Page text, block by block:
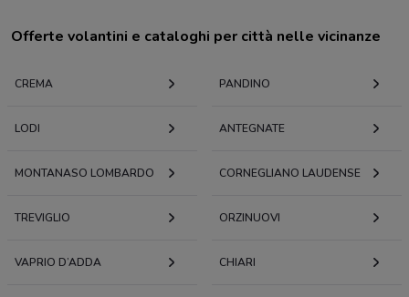
Offerte volantini e cataloghi per città nelle vicinanze
CREMA PANDINO
LODI ANTEGNATE
MONTANASO LOMBARDO CORNEGLIANO LAUDENSE
TREVIGLIO ORZINUOVI
VAPRIO D’ADDA CHIARI